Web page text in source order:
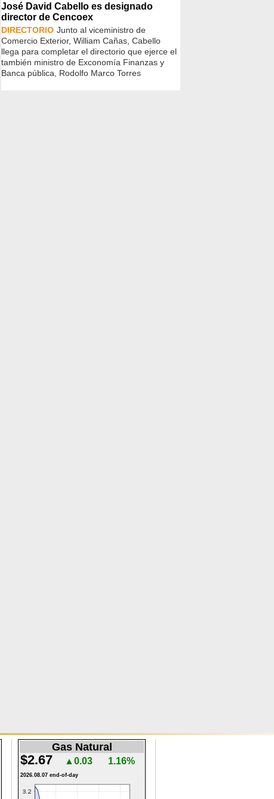
José David Cabello es designado
director de Cencoex
DIRECTORIO Junto al viceministro de
Comercio Exterior, William Cañas, Cabello
llega para completar el directorio que ejerce el
también ministro de Exconomía Finanzas y
Banca pública, Rodolfo Marco Torres
Gas Natural
$2.67 ▲0.03 1.16%
2026.08.07 end-of-day